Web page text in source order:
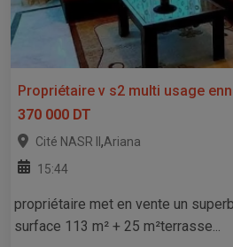
Propriétaire v s2 multi usage
370 000 DT
Cité NASR II ,Ariana
15:44
propriétaire met en vente un
surface 113 m² + 25 m²terrasse...